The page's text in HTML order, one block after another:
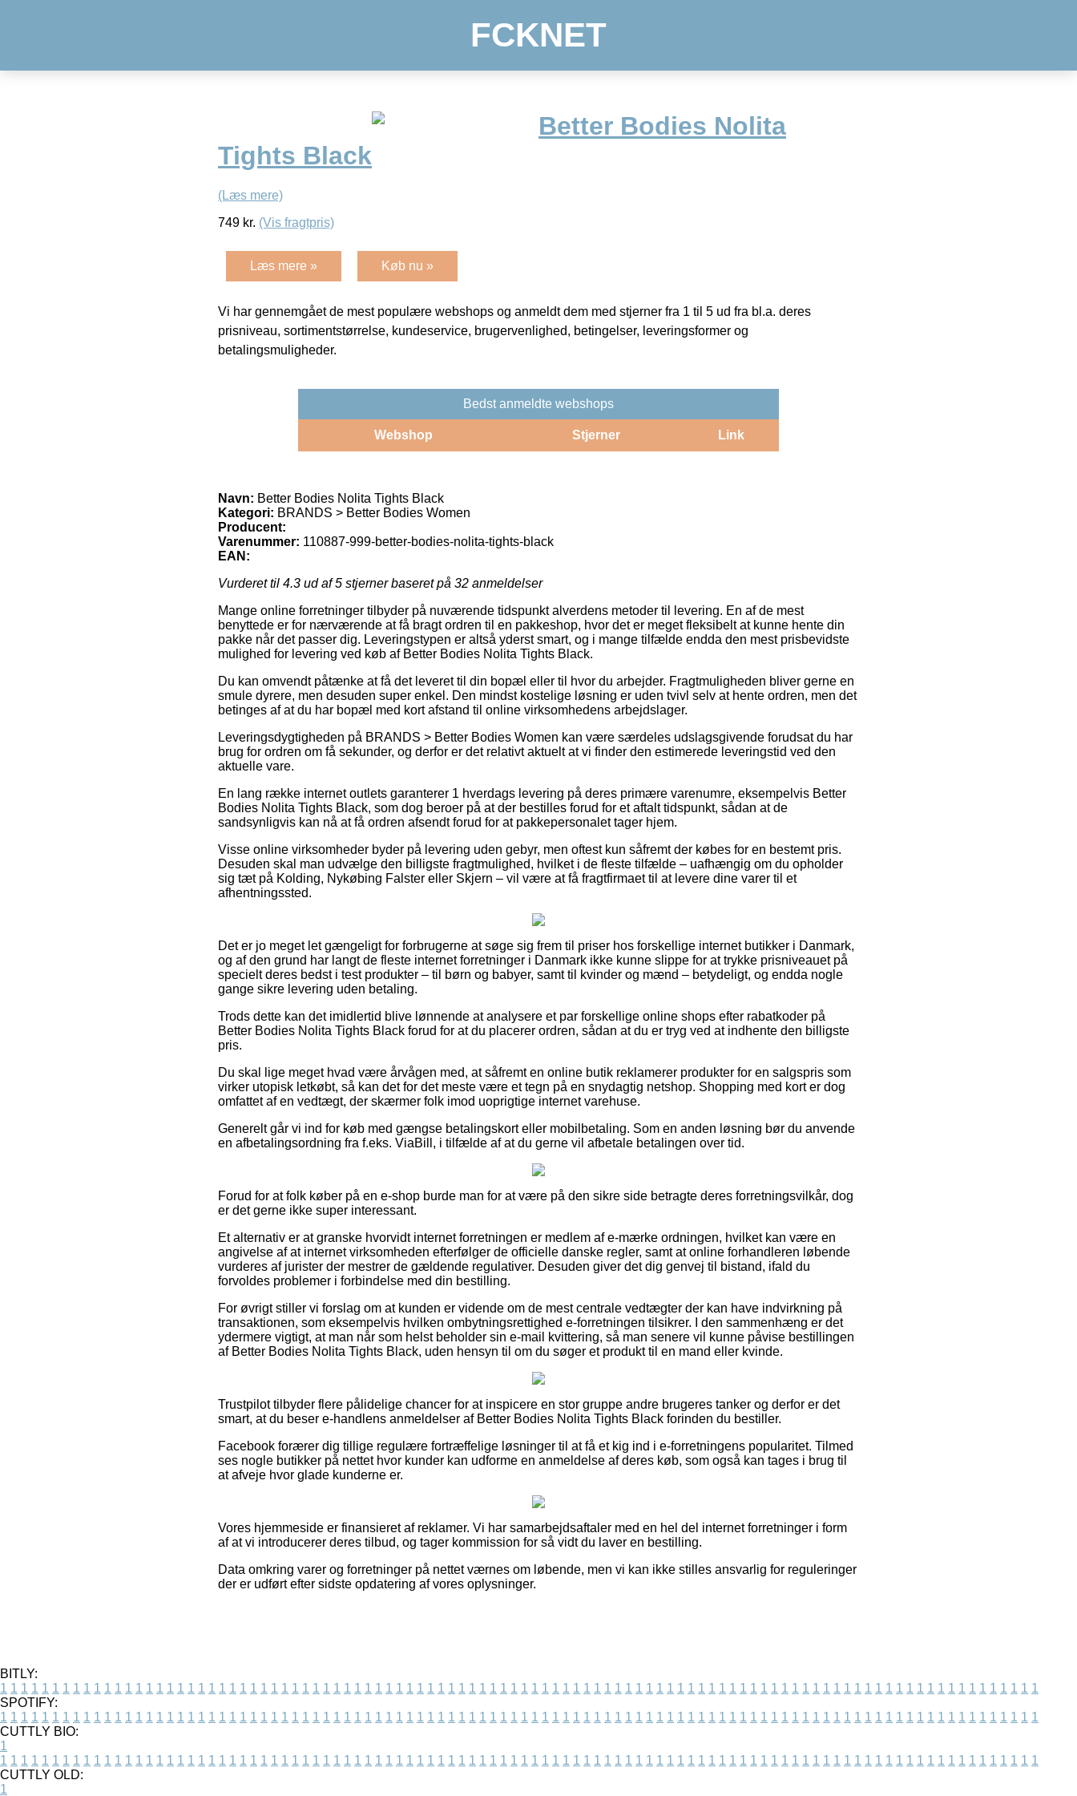
FCKNET
Better Bodies Nolita
Tights Black
(Læs mere)
749 kr. (Vis fragtpris)
Læs mere » Køb nu »
Vi har gennemgået de mest populære webshops og anmeldt dem med stjerner fra 1 til 5 ud fra bl.a. deres
prisniveau, sortimentstørrelse, kundeservice, brugervenlighed, betingelser, leveringsformer og
betalingsmuligheder.
Bedst anmeldte webshops
Webshop Stjerner Link
Navn: Better Bodies Nolita Tights Black
Kategori: BRANDS > Better Bodies Women
Producent:
Varenummer: 110887-999-better-bodies-nolita-tights-black
EAN:
Vurderet til 4.3 ud af 5 stjerner baseret på 32 anmeldelser
Mange online forretninger tilbyder på nuværende tidspunkt alverdens metoder til levering. En af de mest
benyttede er for nærværende at få bragt ordren til en pakkeshop, hvor det er meget fleksibelt at kunne hente din
pakke når det passer dig. Leveringstypen er altså yderst smart, og i mange tilfælde endda den mest prisbevidste
mulighed for levering ved køb af Better Bodies Nolita Tights Black.
Du kan omvendt påtænke at få det leveret til din bopæl eller til hvor du arbejder. Fragtmuligheden bliver gerne en
smule dyrere, men desuden super enkel. Den mindst kostelige løsning er uden tvivl selv at hente ordren, men det
betinges af at du har bopæl med kort afstand til online virksomhedens arbejdslager.
Leveringsdygtigheden på BRANDS > Better Bodies Women kan være særdeles udslagsgivende forudsat du har
brug for ordren om få sekunder, og derfor er det relativt aktuelt at vi finder den estimerede leveringstid ved den
aktuelle vare.
En lang række internet outlets garanterer 1 hverdags levering på deres primære varenumre, eksempelvis Better
Bodies Nolita Tights Black, som dog beroer på at der bestilles forud for et aftalt tidspunkt, sådan at de
sandsynligvis kan nå at få ordren afsendt forud for at pakkepersonalet tager hjem.
Visse online virksomheder byder på levering uden gebyr, men oftest kun såfremt der købes for en bestemt pris.
Desuden skal man udvælge den billigste fragtmulighed, hvilket i de fleste tilfælde – uafhængig om du opholder
sig tæt på Kolding, Nykøbing Falster eller Skjern – vil være at få fragtfirmaet til at levere dine varer til et
afhentningssted.
Det er jo meget let gængeligt for forbrugerne at søge sig frem til priser hos forskellige internet butikker i Danmark,
og af den grund har langt de fleste internet forretninger i Danmark ikke kunne slippe for at trykke prisniveauet på
specielt deres bedst i test produkter – til børn og babyer, samt til kvinder og mænd – betydeligt, og endda nogle
gange sikre levering uden betaling.
Trods dette kan det imidlertid blive lønnende at analysere et par forskellige online shops efter rabatkoder på
Better Bodies Nolita Tights Black forud for at du placerer ordren, sådan at du er tryg ved at indhente den billigste
pris.
Du skal lige meget hvad være årvågen med, at såfremt en online butik reklamerer produkter for en salgspris som
virker utopisk letkøbt, så kan det for det meste være et tegn på en snydagtig netshop. Shopping med kort er dog
omfattet af en vedtægt, der skærmer folk imod uoprigtige internet varehuse.
Generelt går vi ind for køb med gængse betalingskort eller mobilbetaling. Som en anden løsning bør du anvende
en afbetalingsordning fra f.eks. ViaBill, i tilfælde af at du gerne vil afbetale betalingen over tid.
Forud for at folk køber på en e-shop burde man for at være på den sikre side betragte deres forretningsvilkår, dog
er det gerne ikke super interessant.
Et alternativ er at granske hvorvidt internet forretningen er medlem af e-mærke ordningen, hvilket kan være en
angivelse af at internet virksomheden efterfølger de officielle danske regler, samt at online forhandleren løbende
vurderes af jurister der mestrer de gældende regulativer. Desuden giver det dig genvej til bistand, ifald du
forvoldes problemer i forbindelse med din bestilling.
For øvrigt stiller vi forslag om at kunden er vidende om de mest centrale vedtægter der kan have indvirkning på
transaktionen, som eksempelvis hvilken ombytningsrettighed e-forretningen tilsikrer. I den sammenhæng er det
ydermere vigtigt, at man når som helst beholder sin e-mail kvittering, så man senere vil kunne påvise bestillingen
af Better Bodies Nolita Tights Black, uden hensyn til om du søger et produkt til en mand eller kvinde.
Trustpilot tilbyder flere pålidelige chancer for at inspicere en stor gruppe andre brugeres tanker og derfor er det
smart, at du beser e-handlens anmeldelser af Better Bodies Nolita Tights Black forinden du bestiller.
Facebook forærer dig tillige regulære fortræffelige løsninger til at få et kig ind i e-forretningens popularitet. Tilmed
ses nogle butikker på nettet hvor kunder kan udforme en anmeldelse af deres køb, som også kan tages i brug til
at afveje hvor glade kunderne er.
Vores hjemmeside er finansieret af reklamer. Vi har samarbejdsaftaler med en hel del internet forretninger i form
af at vi introducerer deres tilbud, og tager kommission for så vidt du laver en bestilling.
Data omkring varer og forretninger på nettet værnes om løbende, men vi kan ikke stilles ansvarlig for reguleringer
der er udført efter sidste opdatering af vores oplysninger.
BITLY:
1 1 1 1 1 1 1 1 1 1 1 1 1 1 1 1 1 1 1 1 1 1 1 1 1 1 1 1 1 1 1 1 1 1 1 1 1 1 1 1 1 1 1 1 1 1 1 1 1 1 1 1 1 1 1 1 1 1 1 1 1 1 1 1 1 1 1 1 1 1 1 1 1 1 1 1 1 1 1 1 1 1 1 1 1 1 1 1 1 1 1 1 1 1 1 1 1 1 1 1
SPOTIFY:
1 1 1 1 1 1 1 1 1 1 1 1 1 1 1 1 1 1 1 1 1 1 1 1 1 1 1 1 1 1 1 1 1 1 1 1 1 1 1 1 1 1 1 1 1 1 1 1 1 1 1 1 1 1 1 1 1 1 1 1 1 1 1 1 1 1 1 1 1 1 1 1 1 1 1 1 1 1 1 1 1 1 1 1 1 1 1 1 1 1 1 1 1 1 1 1 1 1 1 1
CUTTLY BIO:
1
1 1 1 1 1 1 1 1 1 1 1 1 1 1 1 1 1 1 1 1 1 1 1 1 1 1 1 1 1 1 1 1 1 1 1 1 1 1 1 1 1 1 1 1 1 1 1 1 1 1 1 1 1 1 1 1 1 1 1 1 1 1 1 1 1 1 1 1 1 1 1 1 1 1 1 1 1 1 1 1 1 1 1 1 1 1 1 1 1 1 1 1 1 1 1 1 1 1 1 1
CUTTLY OLD:
1